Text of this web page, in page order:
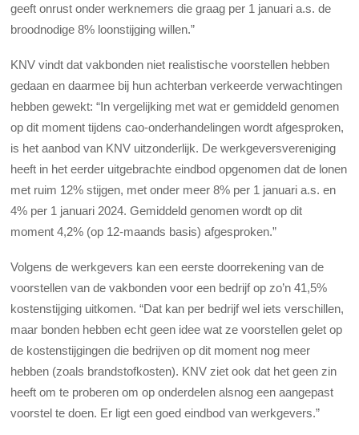
geeft onrust onder werknemers die graag per 1 januari a.s. de
broodnodige 8% loonstijging willen.”
KNV vindt dat vakbonden niet realistische voorstellen hebben
gedaan en daarmee bij hun achterban verkeerde verwachtingen
hebben gewekt: “In vergelijking met wat er gemiddeld genomen
op dit moment tijdens cao-onderhandelingen wordt afgesproken,
is het aanbod van KNV uitzonderlijk. De werkgeversvereniging
heeft in het eerder uitgebrachte eindbod opgenomen dat de lonen
met ruim 12% stijgen, met onder meer 8% per 1 januari a.s. en
4% per 1 januari 2024. Gemiddeld genomen wordt op dit
moment 4,2% (op 12-maands basis) afgesproken.”
Volgens de werkgevers kan een eerste doorrekening van de
voorstellen van de vakbonden voor een bedrijf op zo’n 41,5%
kostenstijging uitkomen. “Dat kan per bedrijf wel iets verschillen,
maar bonden hebben echt geen idee wat ze voorstellen gelet op
de kostenstijgingen die bedrijven op dit moment nog meer
hebben (zoals brandstofkosten). KNV ziet ook dat het geen zin
heeft om te proberen om op onderdelen alsnog een aangepast
voorstel te doen. Er ligt een goed eindbod van werkgevers.”